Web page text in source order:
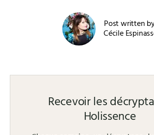
Post written
Cécile
Recevoir les
Holissence